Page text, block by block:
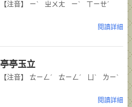
【注音】 ㄧˋ ㄓㄨㄤ ㄧˋ ㄒㄧㄝˊ
閱讀詳細
亭亭玉立
【注音】 ㄊㄧㄥˊ ㄊㄧㄥˊ ㄩˋ ㄌㄧˋ
閱讀詳細